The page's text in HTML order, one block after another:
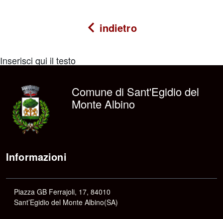
indietro
Inserisci qui il testo
Comune di Sant'Egidio del
Monte Albino
Informazioni
Piazza GB Ferrajoli, 17, 84010
Sant’Egidio del Monte Albino(SA)